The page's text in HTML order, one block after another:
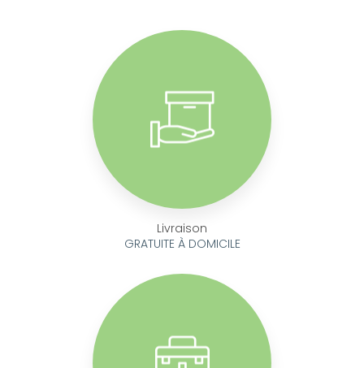
Livraison
GRATUITE À DOMICILE